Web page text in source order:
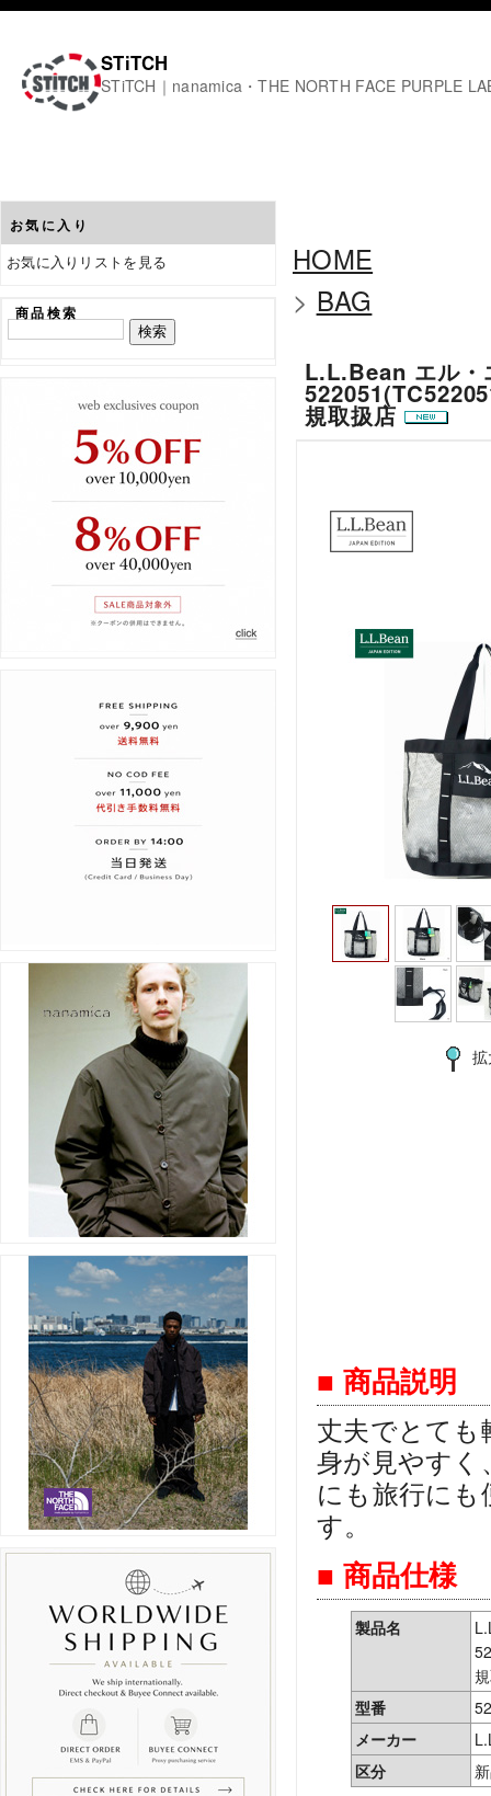
STiTCH
STiTCH｜nanamica・THE NORTH FACE PURPLE
お気に入り
お気に入りリストを見る
商品検索
HOME
> BAG
L.L.Bean エル
規取扱店
■ 商品説明
丈夫でとて
身が見やすく
にも旅行に
す。
■ 商品仕様
製品名
型番
メーカー
区分